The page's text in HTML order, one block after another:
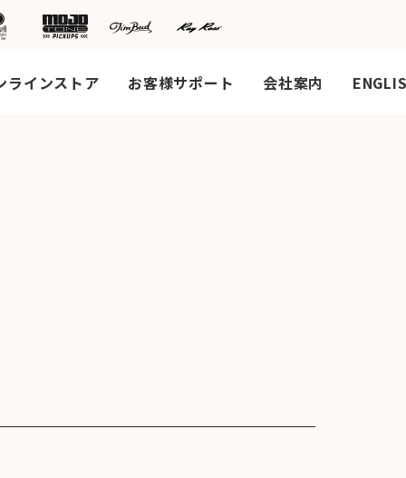
ラインストア お客様サポート 会社案内